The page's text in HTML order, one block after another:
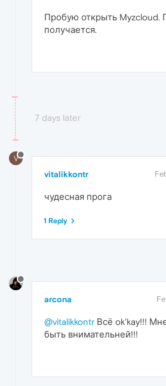
Пробую открыть Myzcloud.
получается.
7 days later
V
vitalikkontr
чудесная прога
1 Reply
arcona
@vitalikkontr Всё ok'kay!!!
быть внимательней!!!